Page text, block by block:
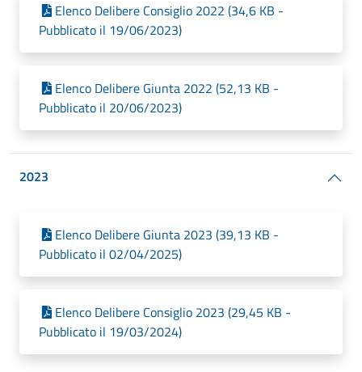
Elenco Delibere Consiglio 2022 (34,6 KB -
Pubblicato il 19/06/2023)
Elenco Delibere Giunta 2022 (52,13 KB -
Pubblicato il 20/06/2023)
2023
Elenco Delibere Giunta 2023 (39,13 KB -
Pubblicato il 02/04/2025)
Elenco Delibere Consiglio 2023 (29,45 KB -
Pubblicato il 19/03/2024)